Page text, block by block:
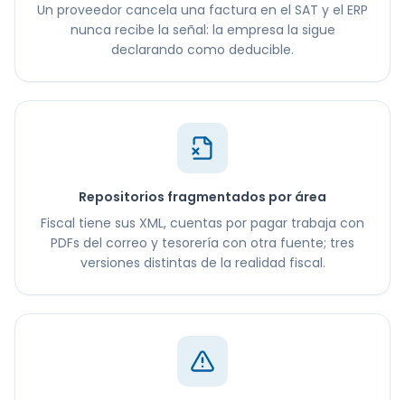
Un proveedor cancela una factura en el SAT y el ERP
nunca recibe la señal: la empresa la sigue
declarando como deducible.
Repositorios fragmentados por área
Fiscal tiene sus XML, cuentas por pagar trabaja con
PDFs del correo y tesorería con otra fuente; tres
versiones distintas de la realidad fiscal.